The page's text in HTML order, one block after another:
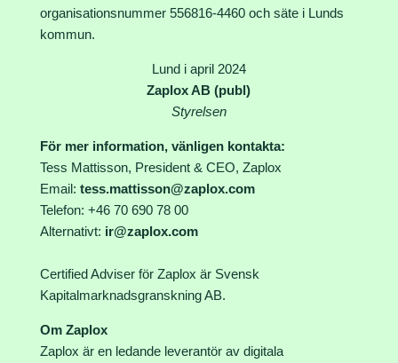
organisationsnummer 556816-4460 och säte i Lunds
kommun.
Lund i april 2024
Zaplox AB (publ)
Styrelsen
För mer information, vänligen kontakta:
Tess Mattisson, President & CEO, Zaplox
Email: tess.mattisson@zaplox.com
Telefon: +46 70 690 78 00
Alternativt: ir@zaplox.com
Certified Adviser för Zaplox är Svensk
Kapitalmarknadsgranskning AB.
Om Zaplox
Zaplox är en ledande leverantör av digitala